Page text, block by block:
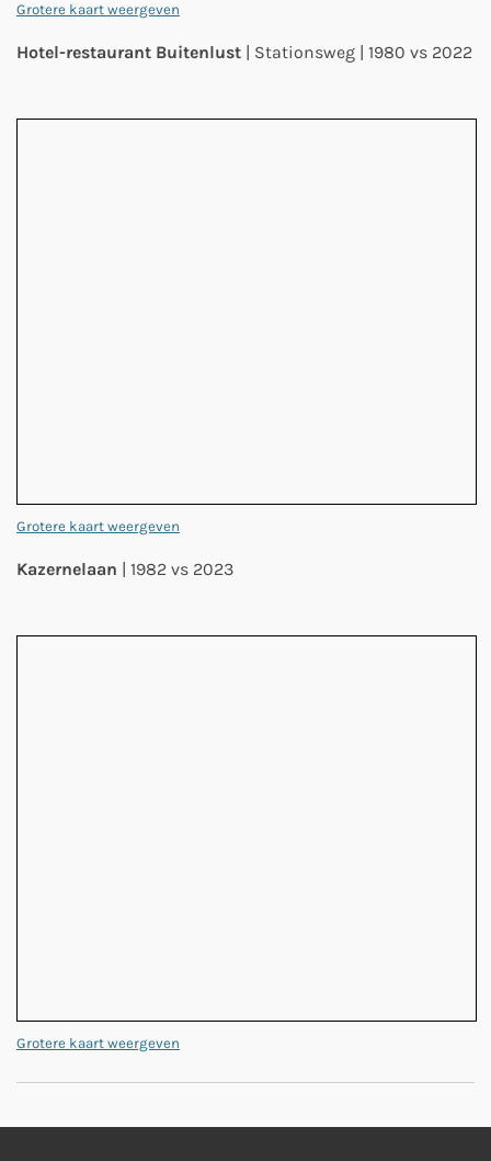
Grotere kaart weergeven
Hotel-restaurant Buitenlust | Stationsweg | 1980 vs 2022
Grotere kaart weergeven
Kazernelaan | 1982 vs 2023
Grotere kaart weergeven